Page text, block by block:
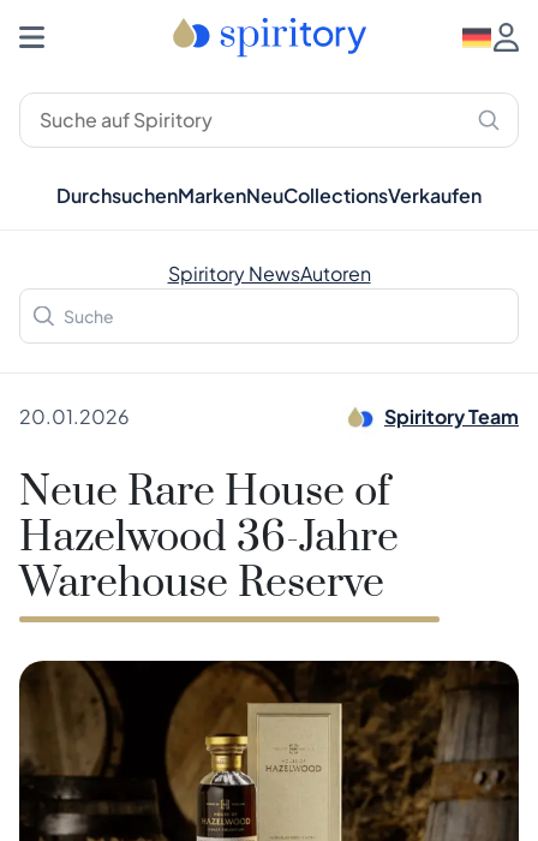
DurchsuchenMarkenNeuCollectionsVerkaufen
Spiritory NewsAutoren
20.01.2026 Spiritory Team
Neue Rare House of
Hazelwood 36-Jahre
Warehouse Reserve